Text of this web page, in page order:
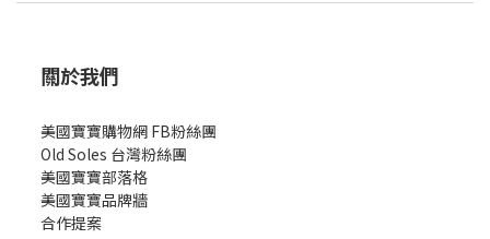
關於我們
美國寶寶購物網 FB粉絲團
Old Soles 台灣粉絲團
美國寶寶部落格
美國寶寶品牌牆
合作提案